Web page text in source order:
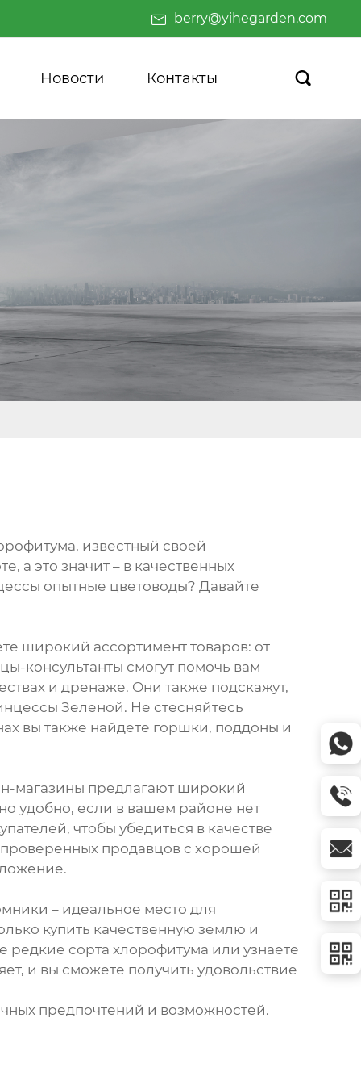
berry@yihegarden.com
Новости Контакты 
известный своей
а это значит – в качественных
опытные цветоводы? Давайте
широкий ассортимент товаров: от
консультанты смогут помочь вам
и дренаже. Они также подскажут,
Зеленой. Не стесняйтесь
вы также найдете горшки, поддоны и
магазины предлагают широкий
удобно, если в вашем районе нет
чтобы убедиться в качестве
продавцов с хорошей
– идеальное место для
купить качественную землю и
сорта хлорофитума или узнаете
и вы сможете получить удовольствие
предпочтений и возможностей.